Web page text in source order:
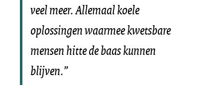
veel meer. Allemaal koele
oplossingen waarmee kwetsbare
mensen hitte de baas kunnen
blijven.”